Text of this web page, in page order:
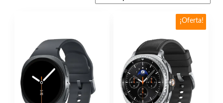
múltiples
variantes.
Las
opciones
¡Oferta!